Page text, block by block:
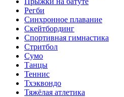
Регби
Синхронное плавание
Скейтбординг
Спортивная гимнастика
Стритбол
Сумо
Танцы
Теннис
Тхэквондо
Тяжёлая атлетика